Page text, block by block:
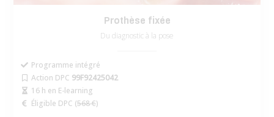
Prothèse fixée
Du diagnostic à la pose
Programme intégré
Action DPC 99F92425042
16 h en E-learning
Éligible DPC (568 €)